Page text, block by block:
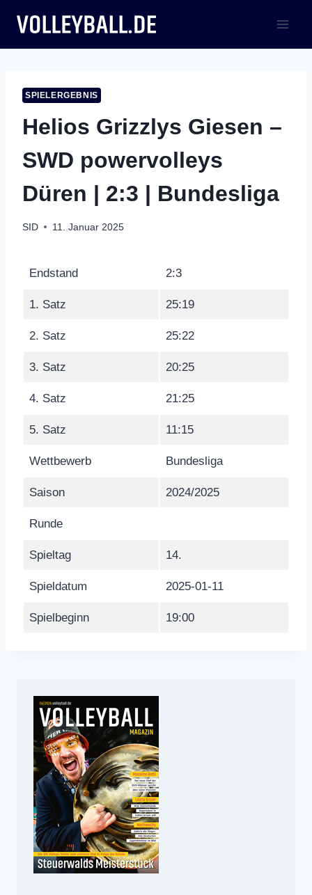
Inhalt
springen
SPIELERGEBNIS
Helios Grizzlys Giesen –
SWD powervolleys
Düren | 2:3 | Bundesliga
SID 11. Januar 2025
Endstand 2:3
1. Satz 25:19
2. Satz 25:22
3. Satz 20:25
4. Satz 21:25
5. Satz 11:15
Wettbewerb Bundesliga
Saison 2024/2025
Runde
Spieltag 14.
Spieldatum 2025-01-11
Spielbeginn 19:00